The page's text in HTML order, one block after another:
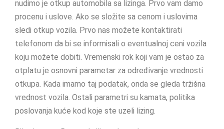
nudimo je otkup automobila sa lizinga. Prvo vam damo
procenu i uslove. Ako se složite sa cenom i uslovima
sledi otkup vozila. Prvo nas možete kontaktirati
telefonom da bi se informisali o eventualnoj ceni vozila
koju možete dobiti. Vremenski rok koji vam je ostao za
otplatu je osnovni parametar za određivanje vrednosti
otkupa. Kada imamo taj podatak, onda se gleda tržišna
vrednost vozila. Ostali parametri su kamata, politika
poslovanja kuće kod koje ste uzeli lizing.